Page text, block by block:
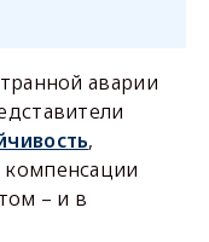
аварии
,
– и в